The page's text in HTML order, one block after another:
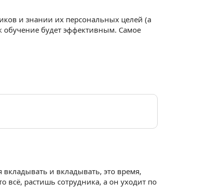
и знании их персональных целей (а
обучение будет эффективным. Самое
вкладывать и вкладывать, это время,
всё, растишь сотрудника, а он уходит по